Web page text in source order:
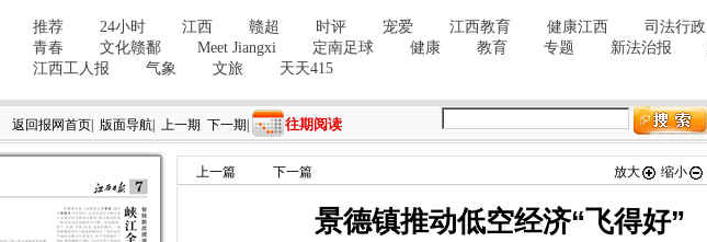
返回报网首页 版面导航 上一期 下一期 往期阅读
上一篇 下一篇 放大 缩小
景德镇推动低空经济“飞得好”